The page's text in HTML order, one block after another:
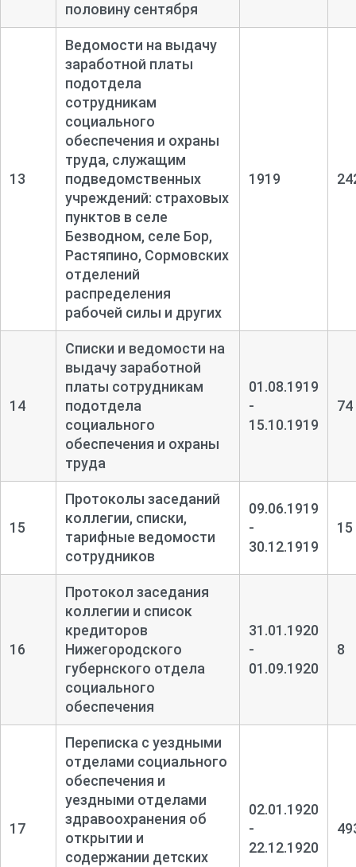
половину сентября
13
Ведомости на выдачу
заработной платы
подотдела
сотрудникам
социального
обеспечения и охраны
труда, служащим
подведомственных
учреждений: страховых
пунктов в селе
Безводном, селе Бор,
Растяпино, Сормовских
отделений
распределения
рабочей силы и других
1919
14
Списки и ведомости на
выдачу заработной
платы сотрудникам
подотдела
социального
обеспечения и охраны
труда
01.08.1919
-
15.10.1919
74
15
Протоколы заседаний
коллегии, списки,
тарифные ведомости
сотрудников
09.06.1919
-
30.12.1919
15
16
Протокол заседания
коллегии и список
кредиторов
Нижегородского
губернского отдела
социального
обеспечения
31.01.1920
-
01.09.1920
8
17
Переписка с уездными
отделами социального
обеспечения и
уездными отделами
здравоохранения об
открытии и
содержании детских
02.01.1920
-
22.12.1920